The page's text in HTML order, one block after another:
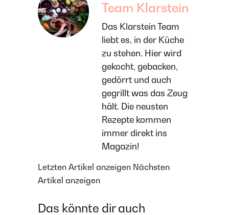
Team Klarstein
Das Klarstein Team
liebt es, in der Küche
zu stehen. Hier wird
gekocht, gebacken,
gedörrt und auch
gegrillt was das Zeug
hält. Die neusten
Rezepte kommen
immer direkt ins
Magazin!
Letzten Artikel anzeigen Nächsten
Artikel anzeigen
Das könnte dir auch